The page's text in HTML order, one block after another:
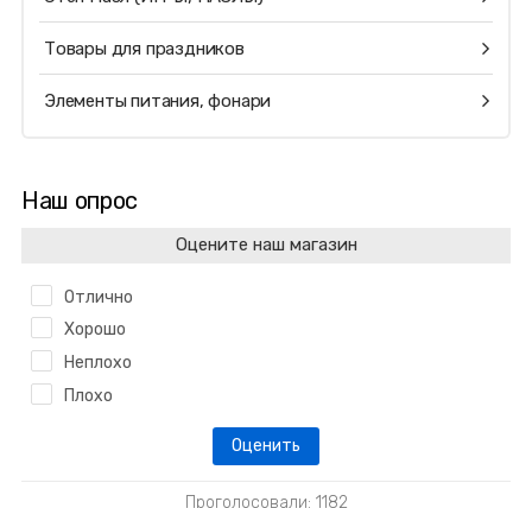
Товары для праздников
Элементы питания, фонари
Наш опрос
Оцените наш магазин
Отлично
Хорошо
Неплохо
Плохо
Проголосовали: 1182